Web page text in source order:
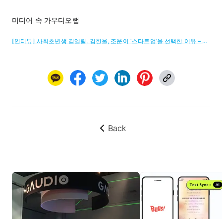
미디어 속 가우디오랩
[인터뷰] 사회초년생 김엘림, 김한울, 조운이 ‘스타트업’을 선택한 이유 – 스타트업 스토리 플랫폼 '플래텀(Platum)'
뒤로가기
Back